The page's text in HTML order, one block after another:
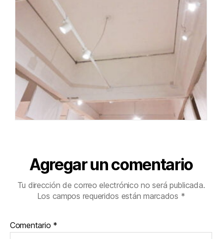
Agregar un comentario
Tu dirección de correo electrónico no será publicada.
Los campos requeridos están marcados *
Comentario *